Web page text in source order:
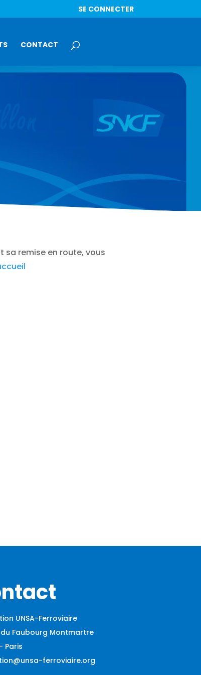
SE CONNECTER
CONTACT
sa remise en route, vous
UNSA-Ferroviaire
du Faubourg Montmartre
Paris
ferroviaire.org